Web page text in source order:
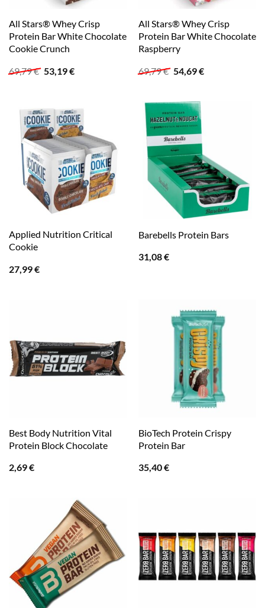
All Stars® Whey Crisp
Protein Bar White Chocolate
Cookie Crunch
69,79€ Ursprünglicher
Preis
53,19€Aktueller
All Stars® Whey Crisp
Protein Bar White Chocolate
Raspberry
69,79€ Ursprünglicher
Preis
69,79 €
54,69€Aktueller
Applied Nutrition Critical
Cookie
27,99€
Barebells Protein Bars
31,08€
Best Body Nutrition Vital
Protein Block Chocolate
2,69€
BioTech Protein Crispy
Protein Bar
35,40€